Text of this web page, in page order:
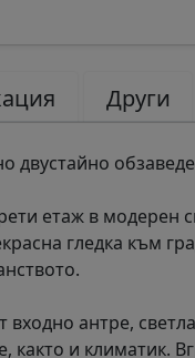
Други
двустайно
етаж в модерен
гледка към
входно антре,
както и климатик.